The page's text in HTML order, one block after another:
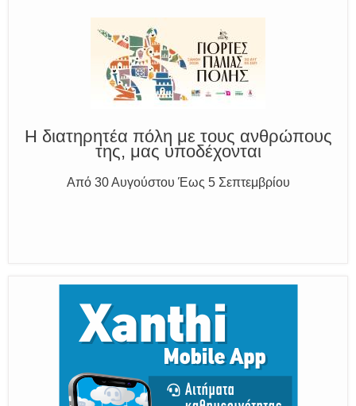
Η διατηρητέα πόλη με τους ανθρώπους
της, μας υποδέχονται
Από 30 Αυγούστου Έως 5 Σεπτεμβρίου
Παραμένουμε Προσεκτικοί
Καλούμε Άμεσα την Πυροσβεστική στο 199 ή στο 112
και δίνουμε σαφείς πληροφορίες